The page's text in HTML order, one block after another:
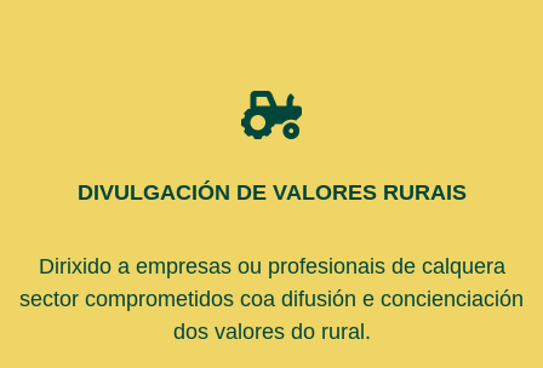
DIVULGACIÓN DE VALORES RURAIS
Dirixido a empresas ou profesionais de calquera
sector comprometidos coa difusión e concienciación
dos valores do rural.